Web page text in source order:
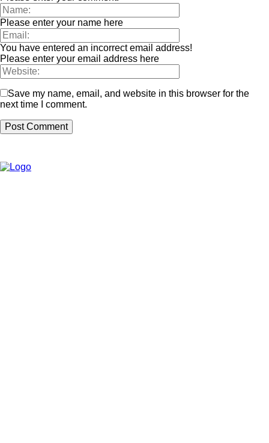
Please enter your name here
You have entered an incorrect email address!
Please enter your email address here
Save my name, email, and website in this browser for the
next time I comment.